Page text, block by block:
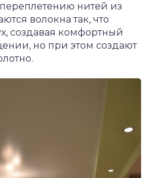
нитей из
волокна так, что
создавая комфортный
но при этом создают